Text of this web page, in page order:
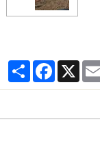
PartagerFacebook
X